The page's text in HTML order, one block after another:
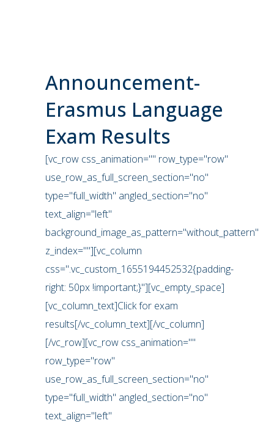
Announcement-
Erasmus Language
Exam Results
[vc_row css_animation="" row_type="row"
use_row_as_full_screen_section="no"
type="full_width" angled_section="no"
text_align="left"
background_image_as_pattern="without_pattern"
z_index=""][vc_column
css=".vc_custom_1655194452532{padding-
right: 50px !important;}"][vc_empty_space]
[vc_column_text]Click for exam
results[/vc_column_text][/vc_column]
[/vc_row][vc_row css_animation=""
row_type="row"
use_row_as_full_screen_section="no"
type="full_width" angled_section="no"
text_align="left"